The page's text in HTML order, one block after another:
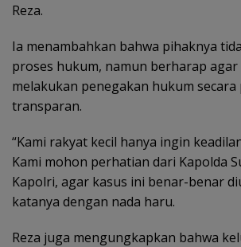
Reza.
Ia menambahkan bahwa pihaknya
proses hukum, namun berharap
melakukan penegakan hukum
transparan.
“Kami rakyat kecil hanya ingin
Kami mohon perhatian dari Kapolda
Kapolri, agar kasus ini benar-benar
katanya dengan nada haru.
Reza juga mengungkapkan bahwa